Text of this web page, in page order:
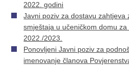
2022. godini
Javni poziv za dostavu zahtjeva
smještaja u učeničkom domu za
2022./2023.
Ponovljeni Javni poziv za
imenovanje članova